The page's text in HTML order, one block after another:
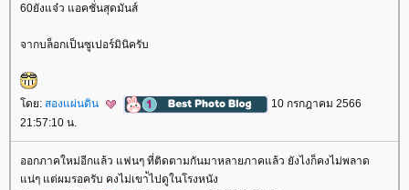
60ยังแจ๋ว แอคชั่นสุดมันส์
จากบล็อกเป็นซูเปอร์มินิครับ
ดย: สองแผ่นดิน
10 กรกฎาคม 2566
21:57:10 น.
ออกภาคใหม่อีกแล้ว แฟนๆ ที่ติดตามกันมาหลายภาคแล้ว ยังไงก็คงไม่พลาด
น่ๆ แต่ผมรอครับ คงไม่เขา้ไปดูในโรงหนัง